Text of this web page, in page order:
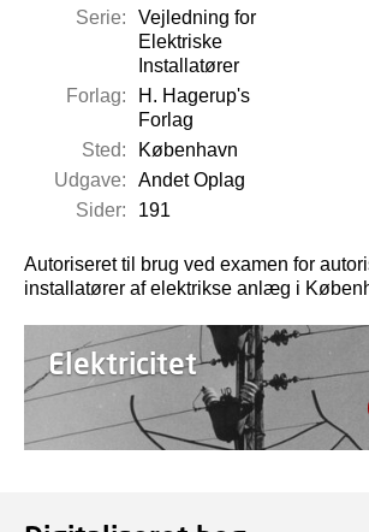
Serie:
Vejledning for
Elektriske
Installatører
Forlag:
H. Hagerup's
Forlag
Sted:
København
Udgave:
Andet Oplag
Sider:
191
Autoriseret til brug ved examen for
installatører af elektrikse anlæg i
Elektricitet